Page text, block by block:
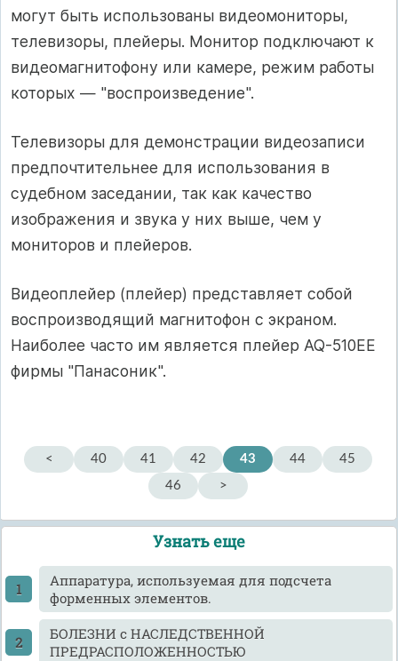
могут быть использованы видеомониторы,
телевизоры, плейеры. Монитор подключают к
видеомагнитофону или камере, режим работы
которых — "воспроизведение".
Телевизоры для демонстрации видеозаписи
предпочтительнее для использования в
судебном заседании, так как качество
изображения и звука у них выше, чем у
мониторов и плейеров.
Видеоплейер (плейер) представляет собой
воспроизводящий магнитофон с экраном.
Наиболее часто им является плейер AQ-510EE
фирмы "Панасоник".
< 40 41 42 43 44
45
46
>
Узнать еще
Аппаратура, используемая для подсчета
форменных элементов.
БОЛЕЗНИ с НАСЛЕДСТВЕННОЙ
ПРЕДРАСПОЛОЖЕННОСТЬЮ